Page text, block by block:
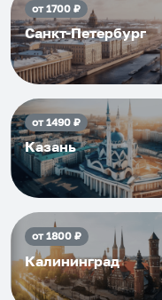
от1700₽
Санкт-Петербург
от1490₽
Казань
от1800₽
Калининград